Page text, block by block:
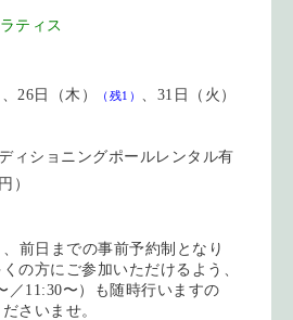
ティス
、26日（木） （残1） 、31日（火）
ィショニングポールレンタル有
）
前日までの事前予約制となり
の方にご参加いただけるよう、
／11:30〜）も随時行いますの
さいませ。